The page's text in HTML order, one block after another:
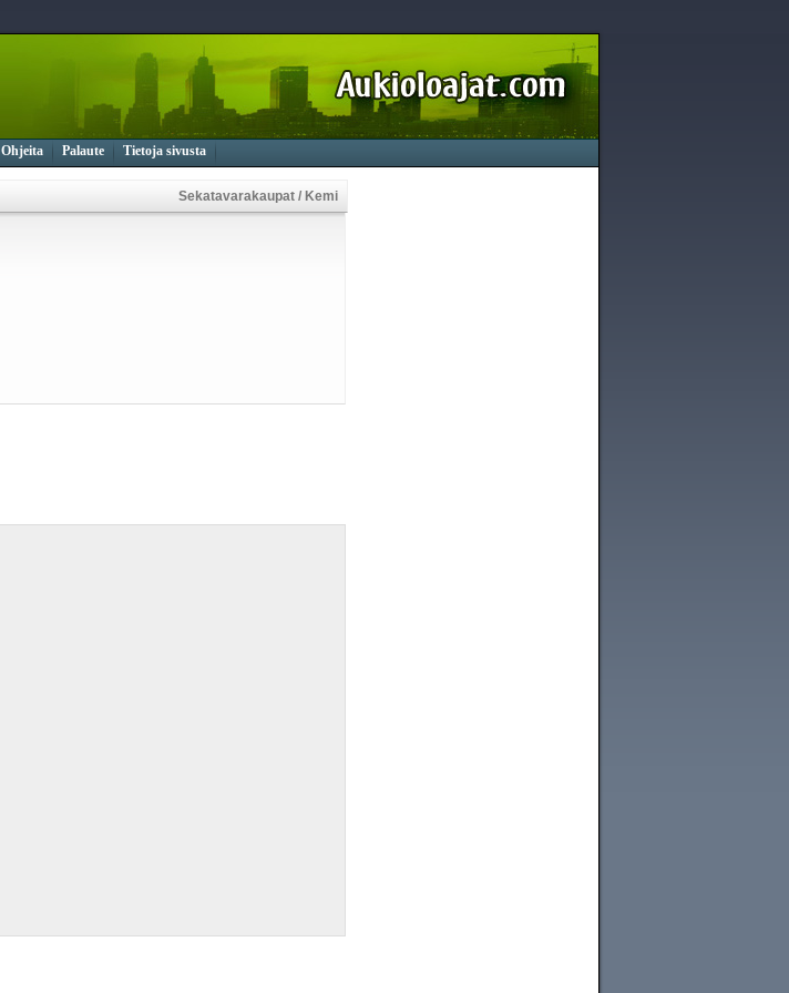
Ohjeita Palaute Tietoja sivusta
Sekatavarakaupat / Kemi